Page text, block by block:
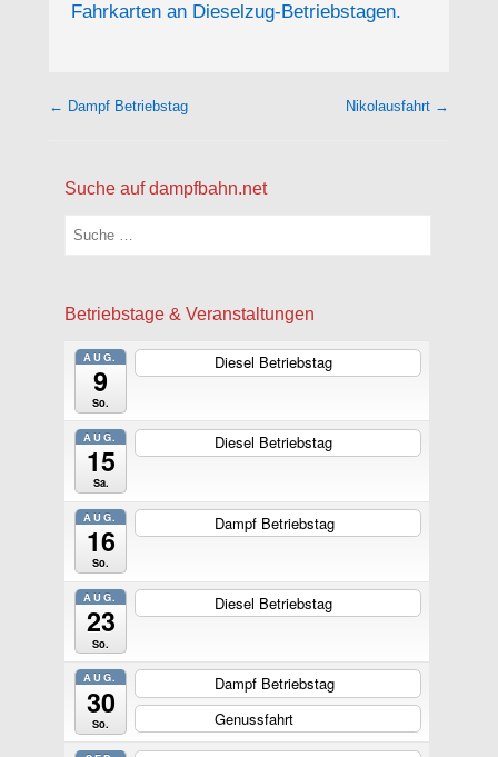
Fahrkarten an Dieselzug-Betriebstagen.
Beitragsnavigation
← Dampf Betriebstag Nikolausfahrt →
Suche auf dampfbahn.net
Suchen
Betriebstage & Veranstaltungen
AUG.
9
So.
Diesel Betriebstag
AUG.
15
Sa.
Diesel Betriebstag
AUG.
16
So.
Dampf Betriebstag
AUG.
23
So.
Diesel Betriebstag
AUG.
30
So.
Dampf Betriebstag
Genussfahrt